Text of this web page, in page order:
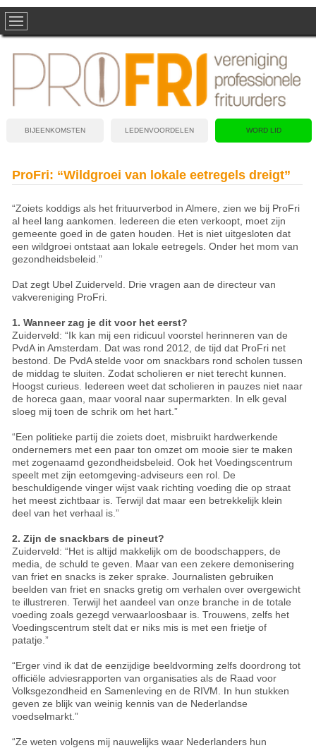
BIJEENKOMSTEN LEDENVOORDELEN WORD LID
ProFri: “Wildgroei van lokale eetregels dreigt”
“Zoiets koddigs als het frituurverbod in Almere, zien we bij ProFri
al heel lang aankomen. Iedereen die eten verkoopt, moet zijn
gemeente goed in de gaten houden. Het is niet uitgesloten dat
een wildgroei ontstaat aan lokale eetregels. Onder het mom van
gezondheidsbeleid.”
Dat zegt Ubel Zuiderveld. Drie vragen aan de directeur van
vakvereniging ProFri.
1. Wanneer zag je dit voor het eerst?
Zuiderveld: “Ik kan mij een ridicuul voorstel herinneren van de
PvdA in Amsterdam. Dat was rond 2012, de tijd dat ProFri net
bestond. De PvdA stelde voor om snackbars rond scholen tussen
de middag te sluiten. Zodat scholieren er niet terecht kunnen.
Hoogst curieus. Iedereen weet dat scholieren in pauzes niet naar
de horeca gaan, maar vooral naar supermarkten. In elk geval
sloeg mij toen de schrik om het hart.”
“Een politieke partij die zoiets doet, misbruikt hardwerkende
ondernemers met een paar ton omzet om mooie sier te maken
met zogenaamd gezondheidsbeleid. Ook het Voedingscentrum
speelt met zijn eetomgeving-adviseurs een rol. De
beschuldigende vinger wijst vaak richting voeding die op straat
het meest zichtbaar is. Terwijl dat maar een betrekkelijk klein
deel van het verhaal is.”
2. Zijn de snackbars de pineut?
Zuiderveld: “Het is altijd makkelijk om de boodschappers, de
media, de schuld te geven. Maar van een zekere demonisering
van friet en snacks is zeker sprake. Journalisten gebruiken
beelden van friet en snacks gretig om verhalen over overgewicht
te illustreren. Terwijl het aandeel van onze branche in de totale
voeding zoals gezegd verwaarloosbaar is. Trouwens, zelfs het
Voedingscentrum stelt dat er niks mis is met een frietje of
patatje.”
“Erger vind ik dat de eenzijdige beeldvorming zelfs doordrong tot
officiële adviesrapporten van organisaties als de Raad voor
Volksgezondheid en Samenleving en de RIVM. In hun stukken
geven ze blijk van weinig kennis van de Nederlandse
voedselmarkt.”
“Ze weten volgens mij nauwelijks waar Nederlanders hun